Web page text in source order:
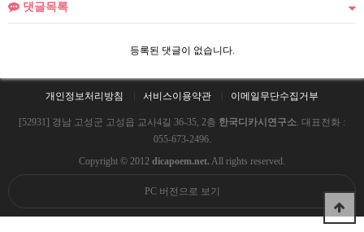
댓글목록
등록된 댓글이 없습니다.
개인정보처리방침 서비스이용약관 이메일무단수집거부
[52931] 경남 고성군 고성읍 교사4길 36-35, 2층 한국디카시연구소. 대표전화 :
055-673-2496.
Copyright © 2012 dicapoem.net. All rights reserved.
PC 버전으로 보기